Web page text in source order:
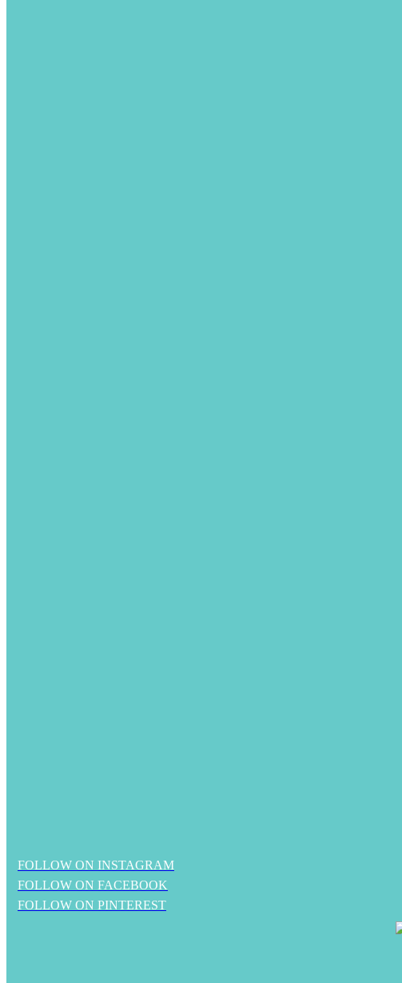
FOLLOW ON INSTAGRAM
FOLLOW ON FACEBOOK
FOLLOW ON PINTEREST